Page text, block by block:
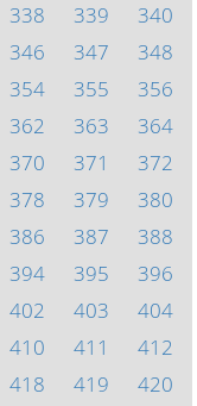
338 339
340
346 347
348
354 355
356
362 363
364
370 371
372
378 379
380
386 387
388
394 395
396
402 403
404
410 411
412
418 419
420